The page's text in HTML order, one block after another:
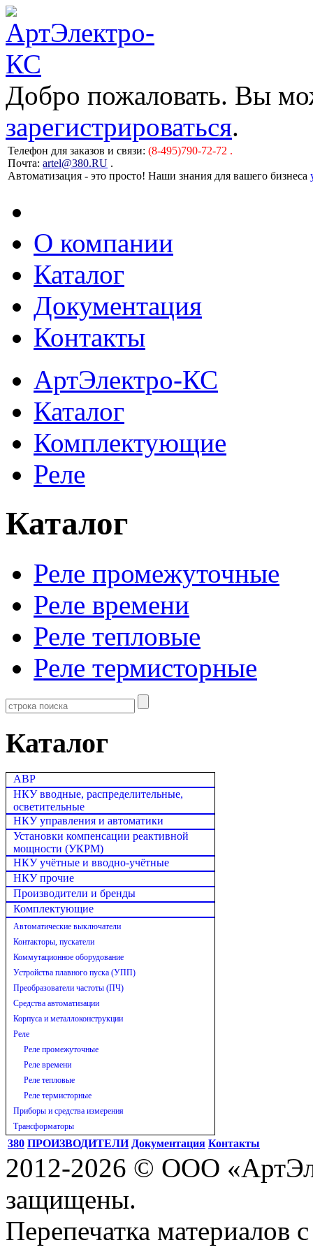
Добро пожаловать. Вы
зарегистрироваться.
Телефон для заказов и связи: (8-495)790-72-72 .
Почта: artel@380.RU .
Автоматизация - это просто! Наши знания для вашего бизнеса
О компании
Каталог
Документация
Контакты
АртЭлектро-КС
Каталог
Комплектующие
Реле
Каталог
Реле промежуточные
Реле времени
Реле тепловые
Реле термисторные
Каталог
АВР
НКУ вводные, распределительные,
осветительные
НКУ управления и автоматики
Установки компенсации реактивной
мощности (УКРМ)
НКУ учётные и вводно-учётные
НКУ прочие
Производители и бренды
Комплектующие
Автоматические выключатели
Контакторы, пускатели
Коммутационное оборудование
Устройства плавного пуска (УПП)
Преобразователи частоты (ПЧ)
Средства автоматизации
Корпуса и металлоконструкции
Реле
Реле промежуточные
Реле времени
Реле тепловые
Реле термисторные
Приборы и средства измерения
Трансформаторы
380 ПРОИЗВОДИТЕЛИ Документация Контакты
2012-2026 © ООО
защищены.
Перепечатка материалов